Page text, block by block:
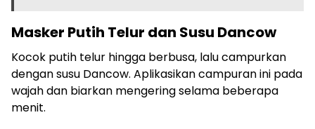
Masker Putih Telur dan Susu Dancow
Kocok putih telur hingga berbusa, lalu campurkan
dengan susu Dancow. Aplikasikan campuran ini pada
wajah dan biarkan mengering selama beberapa
menit.